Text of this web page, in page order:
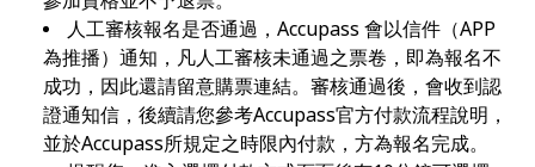
人工審核報名是否通過，Accupass 會以信件（APP
為推播）通知，凡人工審核未通過之票卷，即為報名不
成功，因此還請留意購票連結。審核通過後，會收到認
證通知信，後續請您參考Accupass官方付款流程說明，
並於Accupass所規定之時限內付款，方為報名完成。